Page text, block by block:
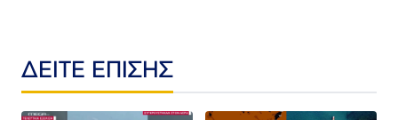
ΔΕΙΤΕ ΕΠΙΣΗΣ